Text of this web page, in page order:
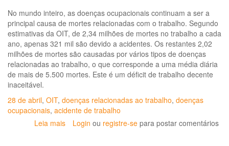
No mundo inteiro, as doenças ocupacionais continuam a ser a
principal causa de mortes relacionadas com o trabalho. Segundo
estimativas da OIT, de 2,34 milhões de mortes no trabalho a cada
ano, apenas 321 mil são devido a acidentes. Os restantes 2,02
milhões de mortes são causadas por vários tipos de doenças
relacionadas ao trabalho, o que corresponde a uma média diária
de mais de 5.500 mortes. Este é um déficit de trabalho decente
inaceitável.
28 de abril, OIT, doenças relacionadas ao trabalho, doenças
ocupacionais, acidente de trabalho
Leia mais sobre
Login ou registre-se para postar comentários